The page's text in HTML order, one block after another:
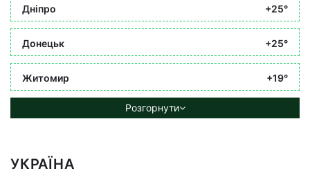
Дніпро +25°
Донецьк +25°
Житомир +19°
Розгорнути
УКРАЇНА